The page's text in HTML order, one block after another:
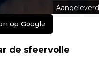
Aangeleverd
op Google
de sfeervolle